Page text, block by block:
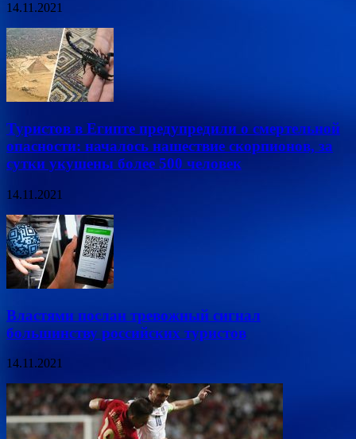
14.11.2021
Туристов в Египте предупредили о смертельной
опасности: началось нашествие скорпионов, за
сутки укушены более 500 человек
14.11.2021
Властями послан тревожный сигнал
большинству российских туристов
14.11.2021